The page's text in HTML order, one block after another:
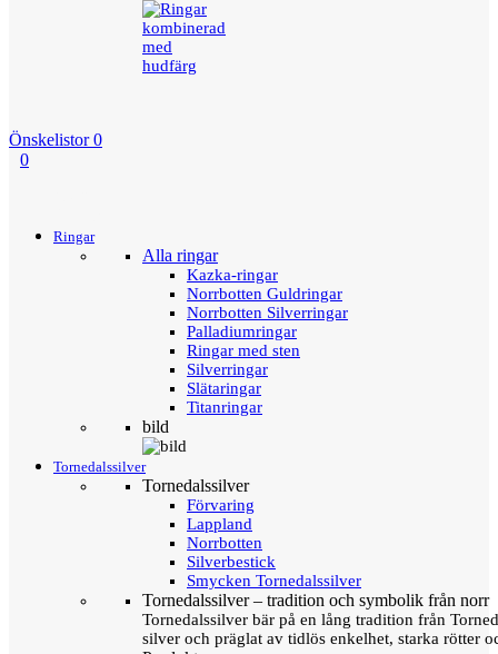
Önskelistor 0
0
Ringar
Alla ringar
Kazka-ringar
Norrbotten Guldringar
Norrbotten Silverringar
Palladiumringar
Ringar med sten
Silverringar
Slätaringar
Titanringar
bild
Tornedalssilver
Tornedalssilver
Förvaring
Lappland
Norrbotten
Silverbestick
Smycken Tornedalssilver
Tornedalssilver – tradition och symbolik från norr
Tornedalssilver bär på en lång tradition från
silver och präglat av tidlös enkelhet, starka rötter